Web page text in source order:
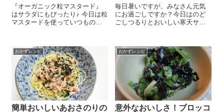
『オーガニック粒マスタード』
はサラダにもぴったり♪ 今日は粒
マスタードを使っていつものド
は思うんですが、私の一押しは
白菜とりんごの...
毎日暑いですが、みなさん元気
にお過ごしですか？今日はのど
ごしつるりとおいしい寒天サラ
いし、のどごしのよさが子ども
たちにも大人気なんですよ～＾
＾。 『寒天』 1/2本をはさみで
おかずレシピ
簡単おいしいあおさのりの
おかずレシピ
意外なおいしさ！ブロッコ